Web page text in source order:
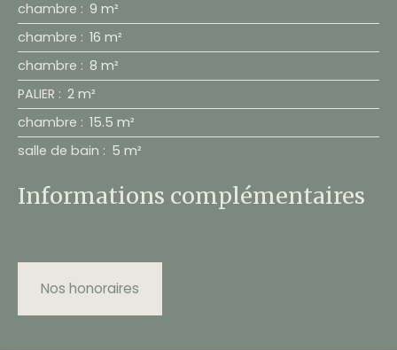
chambre : 9 m²
chambre : 16 m²
chambre : 8 m²
PALIER : 2 m²
chambre : 15.5 m²
salle de bain : 5 m²
Informations complémentaires
Nos honoraires